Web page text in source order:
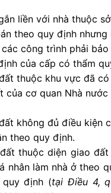
liền với nhà thuộc
theo quy định nhưng
công trình phải
của cấp có thẩm
thuộc khu vực đã
của cơ quan Nhà nước
không đủ điều kiện
theo quy định.
thuộc diện giao
nhân làm nhà ở theo
quy định (tại Điều 4,